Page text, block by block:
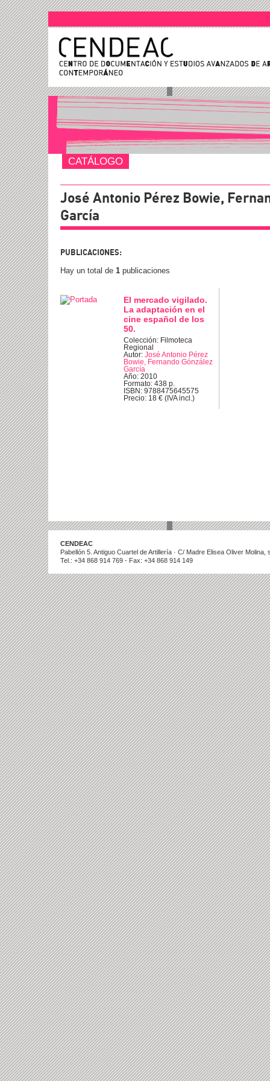
CATÁLOGO
José Antonio Pérez Bowie,
García
PUBLICACIONES:
Hay un total de 1 publicaciones
El mercado vigilado.
La adaptación en el
cine español de los
50.
Colección: Filmoteca
Regional
Autor: José Antonio Pérez
Bowie, Fernando Gónzález
García
Año: 2010
Formato: 438 p.
ISBN: 9788475645575
Precio: 18 € (IVA incl.)
CENDEAC
Pabellón 5. Antiguo Cuartel de Artillería · C/ Madre Elisea Oliver
Tel.: +34 868 914 769 - Fax: +34 868 914 149